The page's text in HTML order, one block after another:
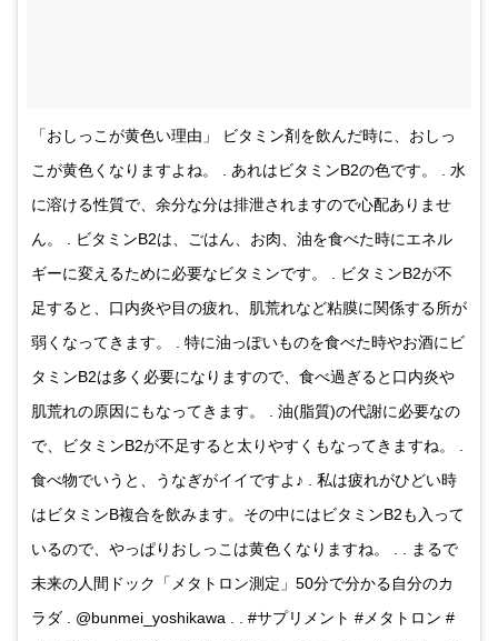
「おしっこが黄色い理由」 ビタミン剤を飲んだ時に、おしっ
こが黄色くなりますよね。 . あれはビタミンB2の色です。 . 水
に溶ける性質で、余分な分は排泄されますので心配ありませ
ん。 . ビタミンB2は、ごはん、お肉、油を食べた時にエネル
ギーに変えるために必要なビタミンです。 . ビタミンB2が不
足すると、口内炎や目の疲れ、肌荒れなど粘膜に関係する所が
弱くなってきます。 . 特に油っぽいものを食べた時やお酒にビ
タミンB2は多く必要になりますので、食べ過ぎると口内炎や
肌荒れの原因にもなってきます。 . 油(脂質)の代謝に必要なの
で、ビタミンB2が不足すると太りやすくもなってきますね。 .
食べ物でいうと、うなぎがイイですよ♪ . 私は疲れがひどい時
はビタミンB複合を飲みます。その中にはビタミンB2も入って
いるので、やっぱりおしっこは黄色くなりますね。 . . まるで
未来の人間ドック「メタトロン測定」50分で分かる自分のカ
ラダ . @bunmei_yoshikawa . . #サプリメント #メタトロン #